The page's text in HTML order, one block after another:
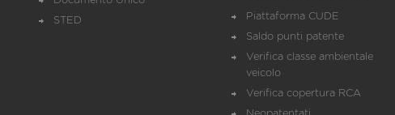
STED
Piattaforma CUDE
Saldo punti patente
Verifica classe ambientale
veicolo
Verifica copertura RCA